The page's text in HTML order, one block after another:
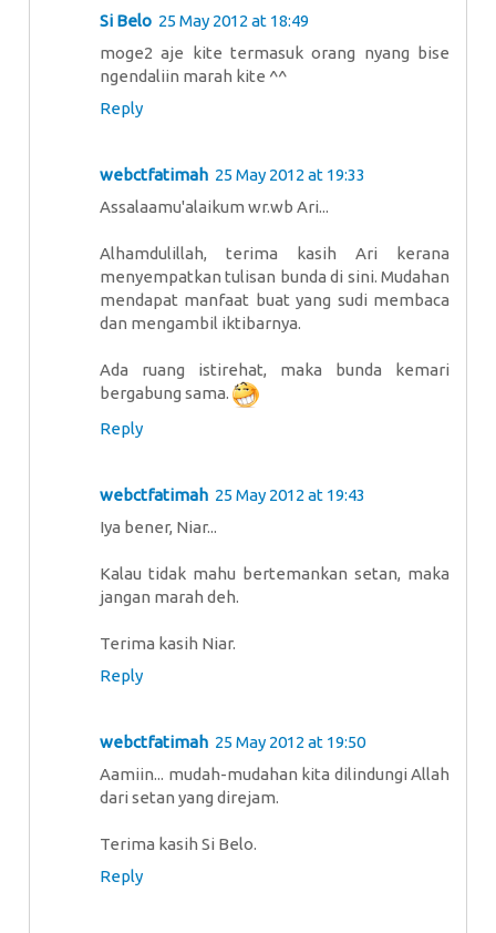
Si Belo 25 May 2012 at 18:49
moge2 aje kite termasuk orang nyang bise
ngendaliin marah kite ^^
Reply
webctfatimah 25 May 2012 at 19:33
Assalaamu'alaikum wr.wb Ari...
Alhamdulillah, terima kasih Ari kerana
menyempatkan tulisan bunda di sini. Mudahan
mendapat manfaat buat yang sudi membaca
dan mengambil iktibarnya.
Ada ruang istirehat, maka bunda kemari
bergabung sama.
Reply
webctfatimah 25 May 2012 at 19:43
Iya bener, Niar...
Kalau tidak mahu bertemankan setan, maka
jangan marah deh.
Terima kasih Niar.
Reply
webctfatimah 25 May 2012 at 19:50
Aamiin... mudah-mudahan kita dilindungi Allah
dari setan yang direjam.
Terima kasih Si Belo.
Reply